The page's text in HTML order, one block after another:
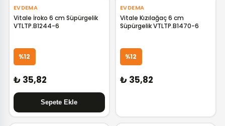
EVDEMA
Vitale İroko 6 cm Süpürgelik
VTLTP.B1244-6
%12
₺ 35,82
EVDEMA
Vitale Kızılağaç 6 cm
Süpürgelik VTLTP.B1470-6
%12
₺ 35,82